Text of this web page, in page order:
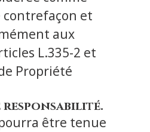
contrefaçon et
aux
L.335-2 et
Propriété
responsabilité.
être tenue